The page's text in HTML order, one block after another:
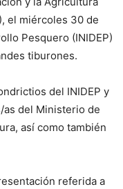
el miércoles 30 de
Pesquero (INIDEP)
tiburones.
del INIDEP y
del Ministerio de
así como también
referida a